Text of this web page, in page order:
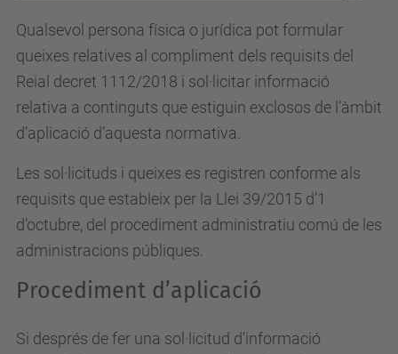
Qualsevol persona física o jurídica pot formular
queixes relatives al compliment dels requisits del
Reial decret 1112/2018 i sol·licitar informació
relativa a continguts que estiguin exclosos de l’àmbit
d’aplicació d’aquesta normativa.
Les sol·licituds i queixes es registren conforme als
requisits que estableix per la Llei 39/2015 d’1
d’octubre, del procediment administratiu comú de les
administracions públiques.
Procediment d’aplicació
Si després de fer una sol·licitud d'informació